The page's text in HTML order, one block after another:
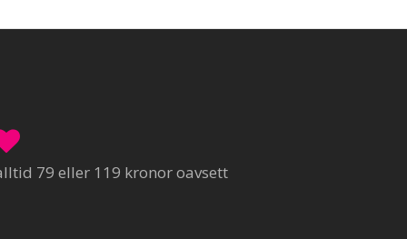
79 eller 119 kronor oavsett